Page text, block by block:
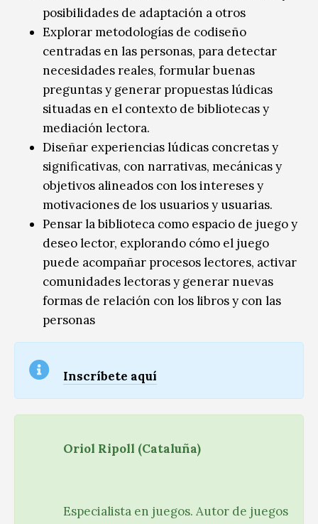
posibilidades de adaptación a otros
Explorar metodologías de codiseño
centradas en las personas, para detectar
necesidades reales, formular buenas
preguntas y generar propuestas lúdicas
situadas en el contexto de bibliotecas y
mediación lectora.
Diseñar experiencias lúdicas concretas y
significativas, con narrativas, mecánicas y
objetivos alineados con los intereses y
motivaciones de los usuarios y usuarias.
Pensar la biblioteca como espacio de juego y
deseo lector, explorando cómo el juego
puede acompañar procesos lectores, activar
comunidades lectoras y generar nuevas
formas de relación con los libros y con las
personas
Inscríbete aquí
Oriol Ripoll (Cataluña)
Especialista en juegos. Autor de juegos